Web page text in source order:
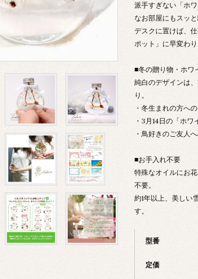
派手すぎない「ホ
なお部屋にもスッと
デスクに置けば、
ポット」に早変わり
■冬の贈り物・ホワ
純白のデザインは
り。
・冬生まれの方へ
・3月14日の「ホ
・鳥好きのご友人
■お手入れ不要
特殊なオイルにお
不要。
約1年以上、美しい
す。
型番
定価